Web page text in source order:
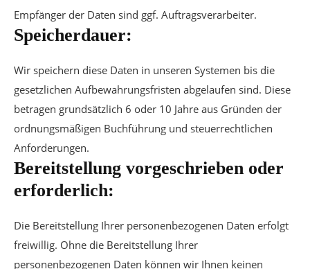
Empfänger der Daten sind ggf. Auftragsverarbeiter.
Speicherdauer:
Wir speichern diese Daten in unseren Systemen bis die
gesetzlichen Aufbewahrungsfristen abgelaufen sind. Diese
betragen grundsätzlich 6 oder 10 Jahre aus Gründen der
ordnungsmäßigen Buchführung und steuerrechtlichen
Anforderungen.
Bereitstellung vorgeschrieben oder
erforderlich:
Die Bereitstellung Ihrer personenbezogenen Daten erfolgt
freiwillig. Ohne die Bereitstellung Ihrer
personenbezogenen Daten können wir Ihnen keinen